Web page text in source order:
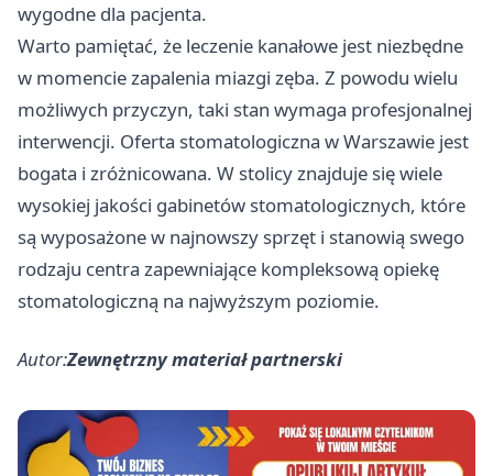
wygodne dla pacjenta.
Warto pamiętać, że leczenie kanałowe jest niezbędne
w momencie zapalenia miazgi zęba. Z powodu wielu
możliwych przyczyn, taki stan wymaga profesjonalnej
interwencji. Oferta stomatologiczna w Warszawie jest
bogata i zróżnicowana. W stolicy znajduje się wiele
wysokiej jakości gabinetów stomatologicznych, które
są wyposażone w najnowszy sprzęt i stanowią swego
rodzaju centra zapewniające kompleksową opiekę
stomatologiczną na najwyższym poziomie.
Autor:Zewnętrzny materiał partnerski